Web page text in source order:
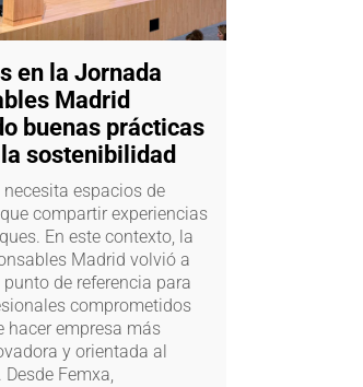
en la Jornada
Madrid
buenas prácticas
sostenibilidad
espacios de
compartir experiencias
En este contexto, la
Madrid volvió a
de referencia para
comprometidos
hacer empresa más
y orientada al
Femxa,